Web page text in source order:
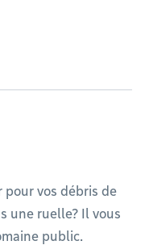
pour vos débris de
une ruelle? Il vous
public.